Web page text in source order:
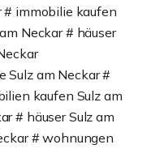
# immobilie kaufen
Neckar # häuser
Sulz am Neckar #
kaufen Sulz am
# häuser Sulz am
# wohnungen